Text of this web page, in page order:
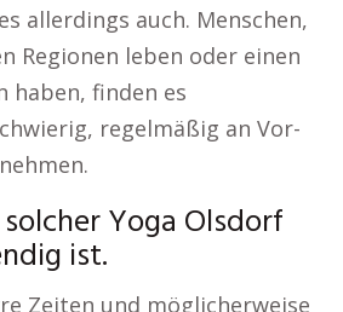
allerdings auch. Menschen,
Regionen leben oder einen
haben, finden es
regelmäßig an Vor-
Yoga Olsdorf
ist.
Zeiten und möglicherweise